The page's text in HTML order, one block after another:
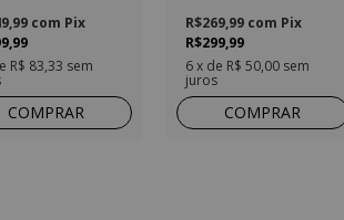
com Pix
R$ 83,33 sem
COMPRAR
R$299,99
R$269,99 com Pix
6x de R$ 50,00 sem
juros
COMPRAR